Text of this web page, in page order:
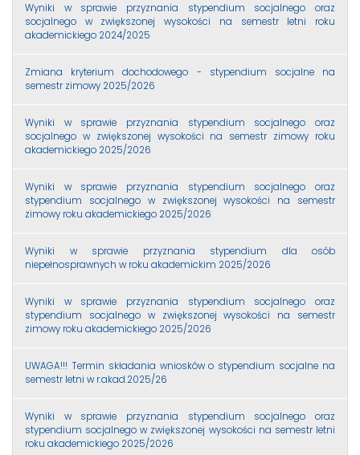
Wyniki w sprawie przyznania stypendium socjalnego oraz
socjalnego w zwiększonej wysokości na semestr letni roku
akademickiego 2024/2025
Zmiana kryterium dochodowego - stypendium socjalne na
semestr zimowy 2025/2026
Wyniki w sprawie przyznania stypendium socjalnego oraz
socjalnego w zwiększonej wysokości na semestr zimowy roku
akademickiego 2025/2026
Wyniki w sprawie przyznania stypendium socjalnego oraz
stypendium socjalnego w zwiększonej wysokości na semestr
zimowy roku akademickiego 2025/2026
Wyniki w sprawie przyznania stypendium dla osób
niepełnosprawnych w roku akademickim 2025/2026
Wyniki w sprawie przyznania stypendium socjalnego oraz
stypendium socjalnego w zwiększonej wysokości na semestr
zimowy roku akademickiego 2025/2026
UWAGA!!! Termin składania wniosków o stypendium socjalne na
semestr letni w r.akad.2025/26
Wyniki w sprawie przyznania stypendium socjalnego oraz
stypendium socjalnego w zwiększonej wysokości na semestr letni
roku akademickiego 2025/2026